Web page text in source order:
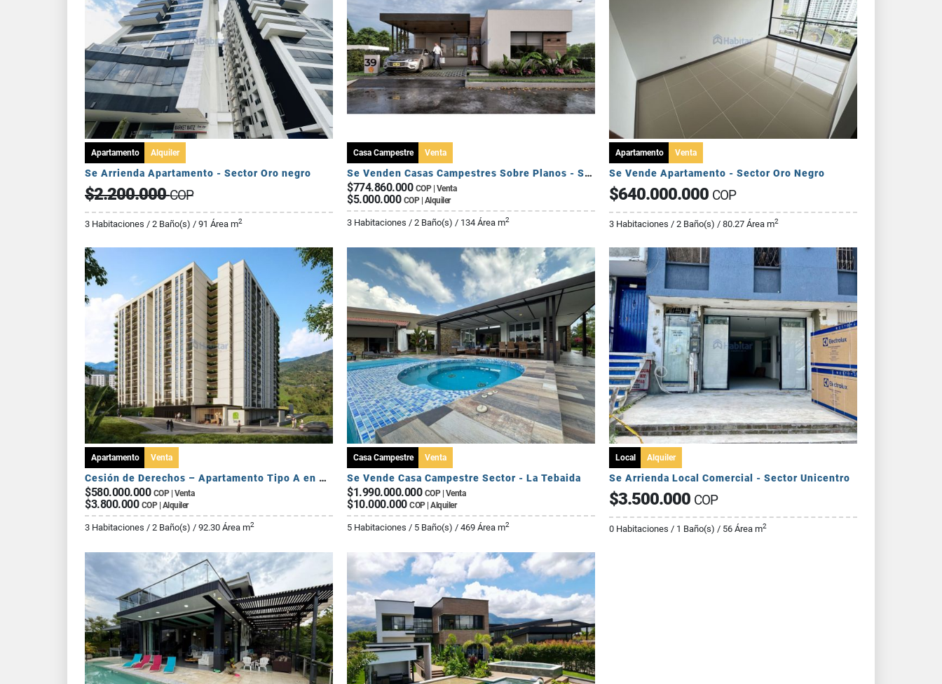
Apartamento Alquiler
Se Arrienda Apartamento - Sector Oro negro
$2.200.000COP
3 Habitaciones / 2 Baño(s) / 91 Área m2
Casa Campestre Venta
Se Venden Casas Campestres Sobre Planos - Sector Circasia
$774.860.000 COP | Venta
$5.000.000 COP | Alquiler
3 Habitaciones / 2 Baño(s) / 134 Área m2
Apartamento Venta
Se Vende Apartamento - Sector Oro Negro
$640.000.000 COP
3 Habitaciones / 2 Baño(s) / 80.27 Área m2
Apartamento Venta
Cesión de Derechos – Apartamento Tipo A en Seroa | Avenida Centenario
$580.000.000 COP | Venta
$3.800.000 COP | Alquiler
3 Habitaciones / 2 Baño(s) / 92.30 Área m2
Casa Campestre Venta
Se Vende Casa Campestre Sector - La Tebaida
$1.990.000.000 COP | Venta
$10.000.000 COP | Alquiler
5 Habitaciones / 5 Baño(s) / 469 Área m2
Local Alquiler
Se Arrienda Local Comercial - Sector Unicentro
$3.500.000 COP
0 Habitaciones / 1 Baño(s) / 56 Área m2